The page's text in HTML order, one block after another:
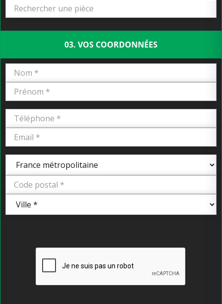
03. VOS COORDONNÉES